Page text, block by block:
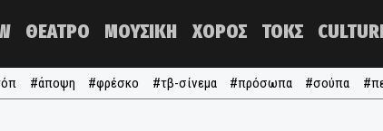
NOW ΘΕΑΤΡΟ ΜΟΥΣΙΚΗ ΧΟΡΟΣ ΤΟΚΣ
#τα τόπ #άποψη #φρέσκο #τβ-σίνεμα #πρόσωπα